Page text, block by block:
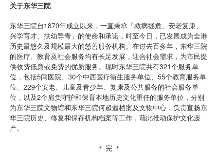
关于东华三院
东华三院自1870年成立以来，一直秉承「救病拯危、安老复康、
兴学育才、扶幼导青」的使命和承诺，时至今日，已发展成为全港
历史最悠久及规模最大的慈善服务机构。在过去百多年，东华三院
的医疗、教育及社会服务均有长足发展，迎合社会需求，为市民提
供收费低廉或免费的优质服务。现时东华三院共有321个服务单
位，包括5间医院、30个中西医疗衞生服务单位、55个教育服务单
位、229个安老、儿童及青少年、复康及公共服务的社会服务单
位，以及2个肩负守护和保育本地历史文化重任的服务单位，分别
为东华三院文物馆和东华三院何超蕸档案及文物中心，负责宣扬东
华三院历史、修复和保存机构档案等工作，藉此推动保护文化遗
产。
＊ 完 ＊